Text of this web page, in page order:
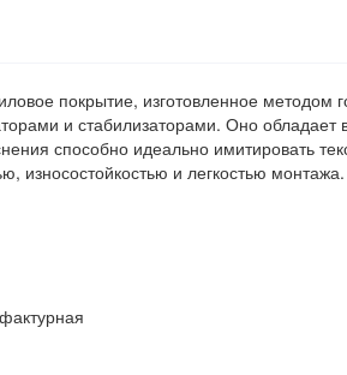
покрытие, изготовленное методом
и стабилизаторами. Оно
способно идеально имитировать
износостойкостью и легкостью монтажа.